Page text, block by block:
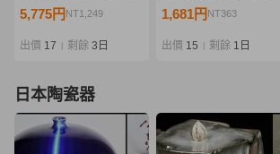
the ROOTS.ザ・ルーツ
パー 外装 エアロ 即納
5,775円 NT1,249
出價 17 剩餘 3日
エル リッドカバー 給油口
透明 蓋 ふた スケルトン
1,681円 NT363
出價 15 剩餘 1日
日本陶瓷器